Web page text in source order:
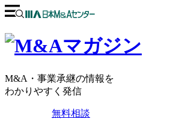
M&A・事業承継の情報を
わかりやすく発信
無料相談